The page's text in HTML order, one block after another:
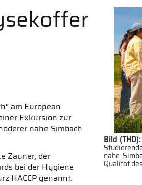
Bild (THD):
nahe
Qualität
am European
Exkursion zur
nahe Simbach
Zauner, der
bei der Hygiene
HACCP genannt.